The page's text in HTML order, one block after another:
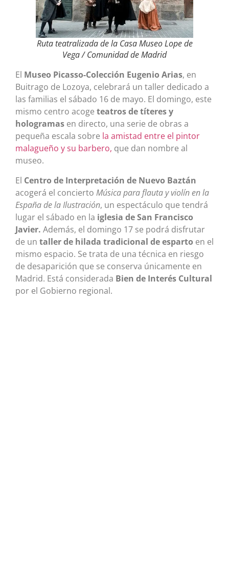
Ruta teatralizada de la Casa Museo Lope de
Vega / Comunidad de Madrid
El Museo Picasso-Colección Eugenio Arias, en
Buitrago de Lozoya, celebrará un taller dedicado a
las familias el sábado 16 de mayo. El domingo, este
mismo centro acoge teatros de títeres y
hologramas en directo, una serie de obras a
pequeña escala sobre la amistad entre el pintor
malagueño y su barbero, que dan nombre al
museo.
El Centro de Interpretación de Nuevo Baztán
acogerá el concierto Música para flauta y violín en la
España de la Ilustración, un espectáculo que tendrá
lugar el sábado en la iglesia de San Francisco
Javier. Además, el domingo 17 se podrá disfrutar
de un taller de hilada tradicional de esparto en el
mismo espacio. Se trata de una técnica en riesgo
de desaparición que se conserva únicamente en
Madrid. Está considerada Bien de Interés Cultural
por el Gobierno regional.